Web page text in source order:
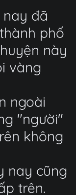
đã
phố
này
vàng
ngoài
"người"
không
nay cũng
trên.